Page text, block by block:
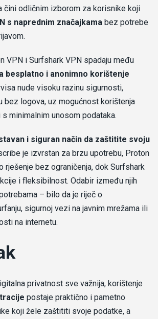
čini odličnim izborom za korisnike koji
s naprednim značajkama bez potrebe
VPN i Surfshark VPN spadaju među
besplatno i anonimno korištenje
nude visoku razinu sigurnosti,
bez logova, uz mogućnost korištenja
minimalnim unosom podataka.
i siguran način da zaštitite svoju
je izvrstan za brzu upotrebu, Proton
rješenje bez ograničenja, dok Surfshark
i fleksibilnost. Odabir između njih
– bilo da je riječ o
sigurnoj vezi na javnim mrežama ili
na internetu.
privatnost sve važnija, korištenje
postaje praktično i pametno
koji žele zaštititi svoje podatke, a